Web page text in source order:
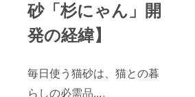
砂「杉にゃん」開
発の経緯】
毎日使う猫砂は、猫との暮
らしの必需品...。